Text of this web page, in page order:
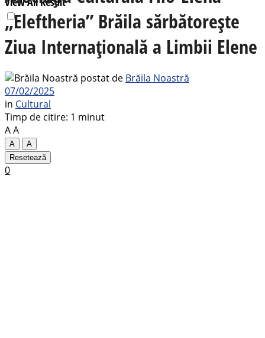
„Eleftheria” Brăila sărbătorește
Ziua Internațională a Limbii Elene
postat de Brăila Noastră
07/02/2025
in Cultural
Timp de citire: 1 minut
AA
A
A
Resetează
0